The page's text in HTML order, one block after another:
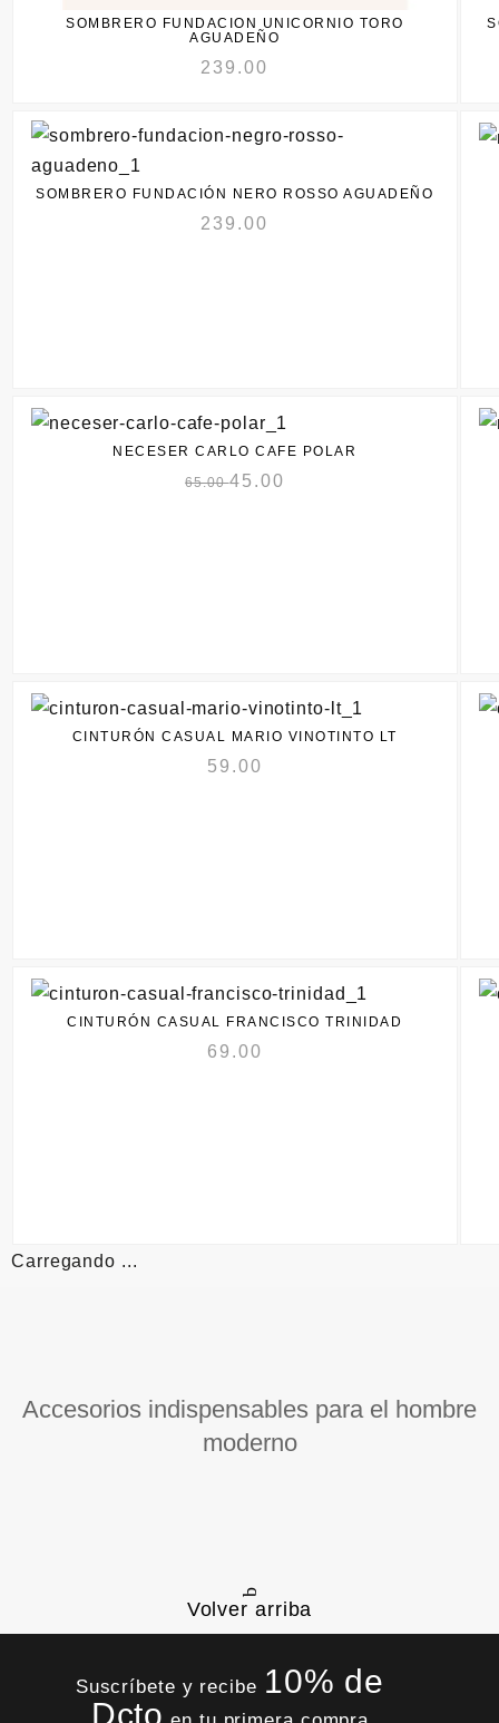
SOMBRERO FUNDACION UNICORNIO TORO
AGUADEÑO
239.00
SOMBRERO FUNDACIÓN NERO ROSSO AGUADEÑO
239.00
NECESER CARLO CAFE POLAR
65.0045.00
CINTURÓN CASUAL MARIO VINOTINTO LT
59.00
CINTURÓN CASUAL FRANCISCO TRINIDAD
69.00
Carregando ...
Accesorios indispensables para el hombre
moderno
Volver arriba
Suscríbete y recibe 10% de
Dcto